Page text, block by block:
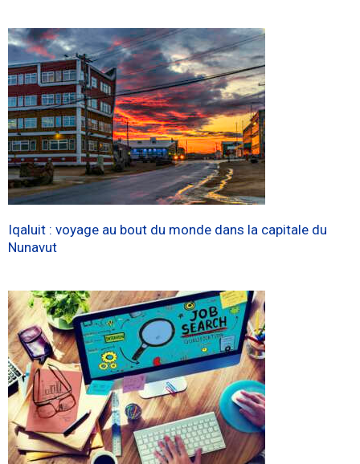
Iqaluit : voyage au bout du monde dans la capitale du
Nunavut